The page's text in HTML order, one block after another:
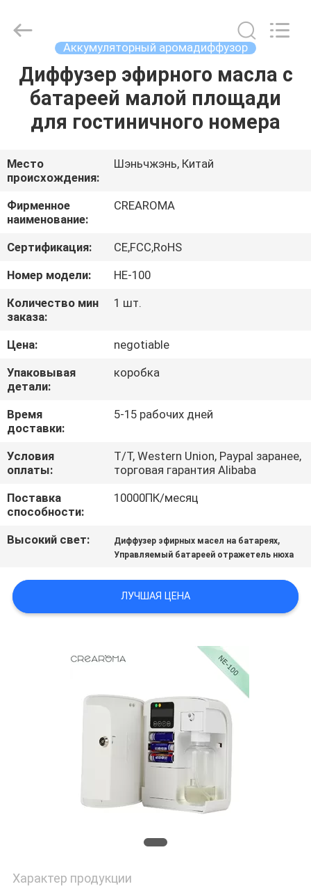
ДОМ
ПРОДУКТЫ
РОЛИКИ
VR
ШОУ
О
НАС
ПУТЕШЕСТВИЕ
ФАБРИКИ
ПРОВЕРКА
КАЧЕСТВА
СВЯЖИТЕСЬ
СПРОСИТЕ
ПОЛИТИКА
КОНФИДЕНЦИАЛЬНОСТИ
Market.
Аккумуляторный аромадиффузор
Диффузер эфирного масла с
батареей малой площади
для гостиничного номера
Место
происхождения:
Шэньчжэнь, Китай
Фирменное
наименование:
CREAROMA
Сертификация:
CE,FCC,RoHS
Номер модели:
НЕ-100
Количество мин
заказа:
1 шт.
Цена:
negotiable
Упаковывая
детали:
коробка
Время
доставки:
5-15 рабочих дней
Условия
оплаты:
T/T, Western Union, Paypal заранее,
торговая гарантия Alibaba
Поставка
способности:
10000ПК/месяц
Высокий свет: Диффузер эфирных масел на батареях,
Управляемый батареей отражетель нюха
ЛУЧШАЯ ЦЕНА
Характер продукции